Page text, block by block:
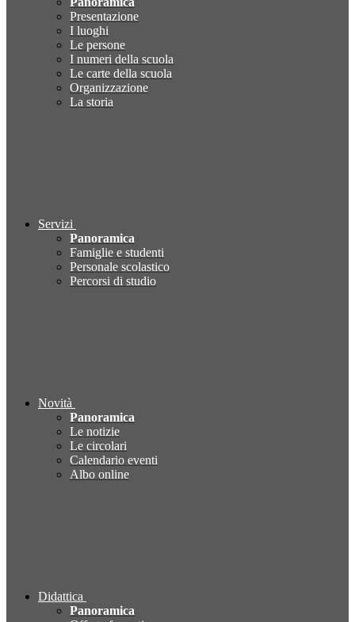
Presentazione
I luoghi
Le persone
I numeri della scuola
Le carte della scuola
Organizzazione
La storia
Servizi
Panoramica
Famiglie e studenti
Personale scolastico
Percorsi di studio
Novità
Panoramica
Le notizie
Le circolari
Calendario eventi
Albo online
Didattica
Panoramica